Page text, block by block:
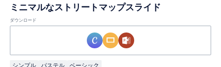
ミニマルなストリートマップスライド
ダウンロード
シンプル パステル ベーシック